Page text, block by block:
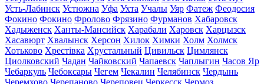
Усть-Лабинск Устюжна Уфа Ухта Учалы Уяр Фатеж Феодосия
Фокино Фокино Фролово Фрязино Фурманов Хабаровск
Хадыженск Ханты-Мансийск Харабали Харовск Харцызск
Хасавюрт Хвалынск Херсон Хилок Химки Холм Холмск
Хотьково Хрестівка Хрустальный Цивильск Цимлянск
Циолковский Чадан Чайковский Чапаевск Чаплыгин Часов Яр
Чебаркуль Чебоксары Чегем Чекалин Челябинск Чердынь
Черемхово Черепаново Череповец Черкесск Чермоз